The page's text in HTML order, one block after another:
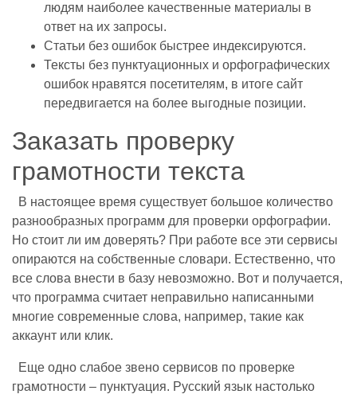
людям наиболее качественные материалы в
ответ на их запросы.
Статьи без ошибок быстрее индексируются.
Тексты без пунктуационных и орфографических
ошибок нравятся посетителям, в итоге сайт
передвигается на более выгодные позиции.
Заказать проверку
грамотности текста
В настоящее время существует большое количество
разнообразных программ для проверки орфографии.
Но стоит ли им доверять? При работе все эти сервисы
опираются на собственные словари. Естественно, что
все слова внести в базу невозможно. Вот и получается,
что программа считает неправильно написанными
многие современные слова, например, такие как
аккаунт или клик.
Еще одно слабое звено сервисов по проверке
грамотности – пунктуация. Русский язык настолько